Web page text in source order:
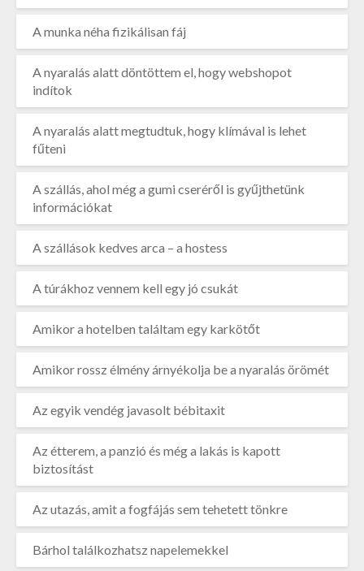
A munka néha fizikálisan fáj
A nyaralás alatt döntöttem el, hogy webshopot
indítok
A nyaralás alatt megtudtuk, hogy klímával is lehet
fűteni
A szállás, ahol még a gumi cseréről is gyűjthetünk
információkat
A szállások kedves arca – a hostess
A túrákhoz vennem kell egy jó csukát
Amikor a hotelben találtam egy karkötőt
Amikor rossz élmény árnyékolja be a nyaralás örömét
Az egyik vendég javasolt bébitaxit
Az étterem, a panzió és még a lakás is kapott
biztosítást
Az utazás, amit a fogfájás sem tehetett tönkre
Bárhol találkozhatsz napelemekkel